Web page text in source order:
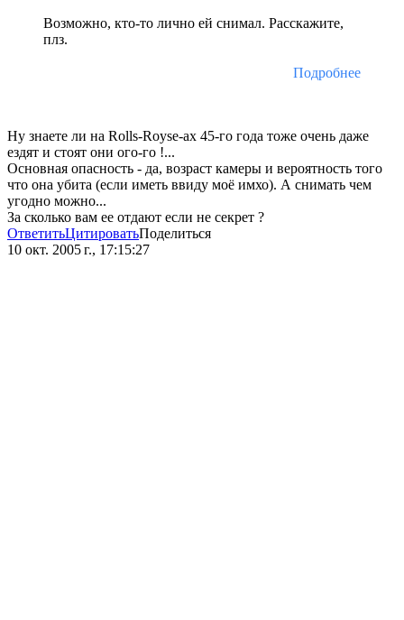
Возможно, кто-то лично ей снимал. Расскажите,
плз.
Подробнее
Ну знаете ли на Rolls-Royse-ах 45-го года тоже очень даже
ездят и стоят они ого-го !...
Основная опасность - да, возраст камеры и вероятность того
что она убита (если иметь ввиду моё имхо). А снимать чем
угодно можно...
За сколько вам ее отдают если не секрет ?
ОтветитьЦитироватьПоделиться
10 окт. 2005 г., 17:15:27